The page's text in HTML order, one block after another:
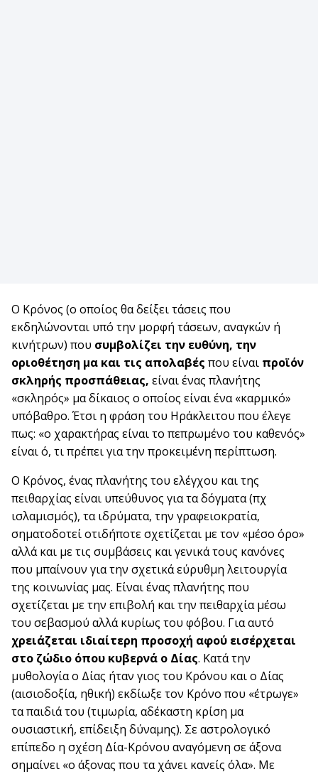
Ο Κρόνος (ο οποίος θα δείξει τάσεις που
εκδηλώνονται υπό την μορφή τάσεων, αναγκών ή
κινήτρων) που συμβολίζει την ευθύνη, την
οριοθέτηση μα και τις απολαβές που είναι προϊόν
σκληρής προσπάθειας, είναι ένας πλανήτης
«σκληρός» μα δίκαιος ο οποίος είναι ένα «καρμικό»
υπόβαθρο. Έτσι η φράση του Ηράκλειτου που έλεγε
πως: «ο χαρακτήρας είναι το πεπρωμένο του καθενός»
είναι ό, τι πρέπει για την προκειμένη περίπτωση.
Ο Κρόνος, ένας πλανήτης του ελέγχου και της
πειθαρχίας είναι υπεύθυνος για τα δόγματα (πχ
ισλαμισμός), τα ιδρύματα, την γραφειοκρατία,
σηματοδοτεί οτιδήποτε σχετίζεται με τον «μέσο όρο»
αλλά και με τις συμβάσεις και γενικά τους κανόνες
που μπαίνουν για την σχετικά εύρυθμη λειτουργία
της κοινωνίας μας. Είναι ένας πλανήτης που
σχετίζεται με την επιβολή και την πειθαρχία μέσω
του σεβασμού αλλά κυρίως του φόβου. Για αυτό
χρειάζεται ιδιαίτερη προσοχή αφού εισέρχεται
στο ζώδιο όπου κυβερνά ο Δίας. Κατά την
μυθολογία ο Δίας ήταν γιος του Κρόνου και ο Δίας
(αισιοδοξία, ηθική) εκδίωξε τον Κρόνο που «έτρωγε»
τα παιδιά του (τιμωρία, αδέκαστη κρίση μα
ουσιαστική, επίδειξη δύναμης). Σε αστρολογικό
επίπεδο η σχέση Δία-Κρόνου αναγόμενη σε άξονα
σημαίνει «ο άξονας που τα χάνει κανείς όλα». Με